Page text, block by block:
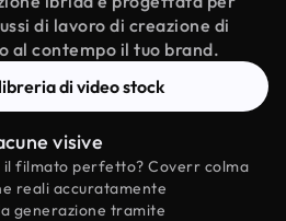
di lavoro di creazione di
al contempo il tuo brand.
di video stock
visive
filmato perfetto? Coverr colma
reali accuratamente
generazione tramite